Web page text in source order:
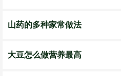
山药的多种家常做法
大豆怎么做营养最高